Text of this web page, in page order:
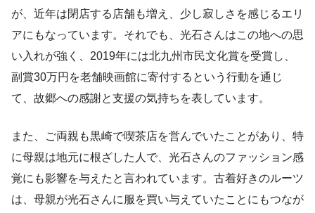
が、近年は閉店する店舗も増え、少し寂しさを感じるエリ
アにもなっています。それでも、光石さんはこの地への思
い入れが強く、2019年には北九州市民文化賞を受賞し、
副賞30万円を老舗映画館に寄付するという行動を通じ
て、故郷への感謝と支援の気持ちを表しています。
また、ご両親も黒崎で喫茶店を営んでいたことがあり、特
に母親は地元に根ざした人で、光石さんのファッション感
覚にも影響を与えたと言われています。古着好きのルーツ
は、母親が光石さんに服を買い与えていたことにもつなが